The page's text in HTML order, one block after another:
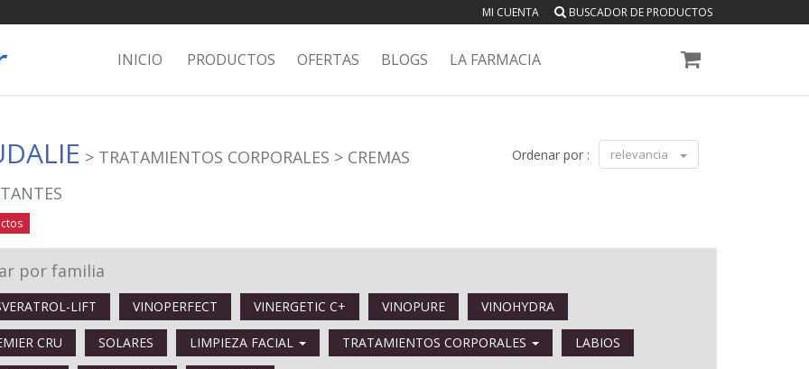
MI CUENTA BUSCADOR DE PRODUCTOS
INICIO PRODUCTOS OFERTAS BLOGS LA FARMACIA
> TRATAMIENTOS CORPORALES > CREMAS
Ordenar por : relevancia
por familia
LIFT VINOPERFECT VINERGETIC C+ VINOPURE VINOHYDRA
CRU SOLARES LIMPIEZA FACIAL TRATAMIENTOS CORPORALES LABIOS